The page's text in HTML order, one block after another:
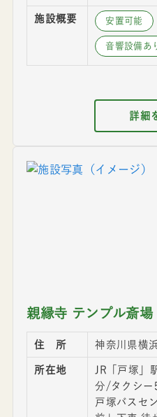
施設概要 安置可能
音響設備あ
詳細
親縁寺 テンプル斎場
住 所 神奈川県横
所在地
JR「戸塚」
分/タクシー
戸塚バスセ